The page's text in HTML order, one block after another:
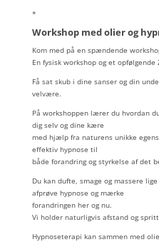
*
Workshop med olier og
Kom med på en spændende
En fysisk workshop og et opfølgende
Få sat skub i dine sanser og din
velvære.
På workshoppen lærer du hvordan
dig selv og dine kære
med hjælp fra naturens unikke
effektiv hypnose til
både forandring og styrkelse af det
Du kan dufte, smage og massere
afprøve hypnose og mærke
forandringen her og nu.
Vi holder naturligvis afstand og
Hypnoseterapi kan sammen med